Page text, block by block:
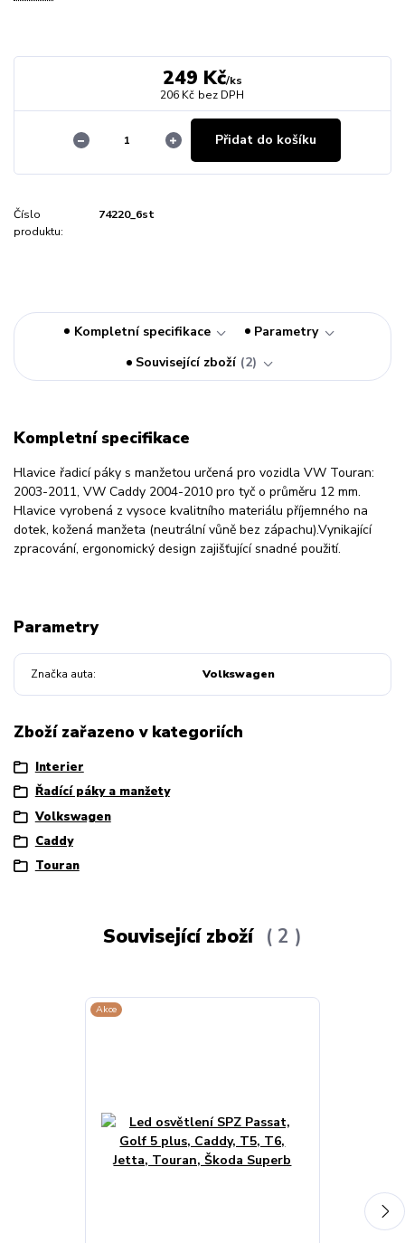
249 Kč/ks
206 Kč bez DPH
Přidat do košíku
Číslo
produktu:
74220_6st
Kompletní specifikace
Parametry
Související zboží 2
Kompletní specifikace
Hlavice řadicí páky s manžetou určená pro vozidla VW Touran:
2003-2011, VW Caddy 2004-2010 pro tyč o průměru 12 mm.
Hlavice vyrobená z vysoce kvalitního materiálu příjemného na
dotek, kožená manžeta (neutrální vůně bez zápachu).Vynikající
zpracování, ergonomický design zajišťující snadné použití.
Parametry
Značka auta Volkswagen
Zboží zařazeno v kategoriích
Interier
Řadící páky a manžety
Volkswagen
Caddy
Touran
Související zboží 2
Akce